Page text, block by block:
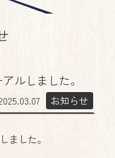
ルしました。
お知らせ
ました。